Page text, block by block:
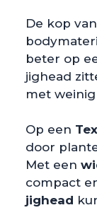
De kop
beter op
jighead
met
Op een
door
Met een
compact
jighead